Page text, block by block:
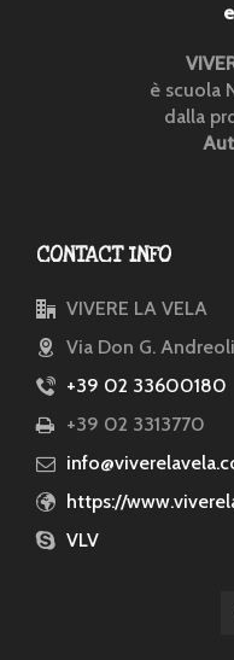
è scuola
dalla
CONTACT INFO
VIVERE LA VELA
Via Don G.
+39 02 33600180
+39 02 3313770
https://
VLV